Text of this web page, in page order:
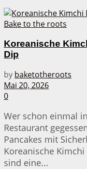
Koreanische
Dip
by baketotheroots
Mai 20, 2026
0
Wer schon einmal
Restaurant
Pancakes mit
Koreanische
sind eine...